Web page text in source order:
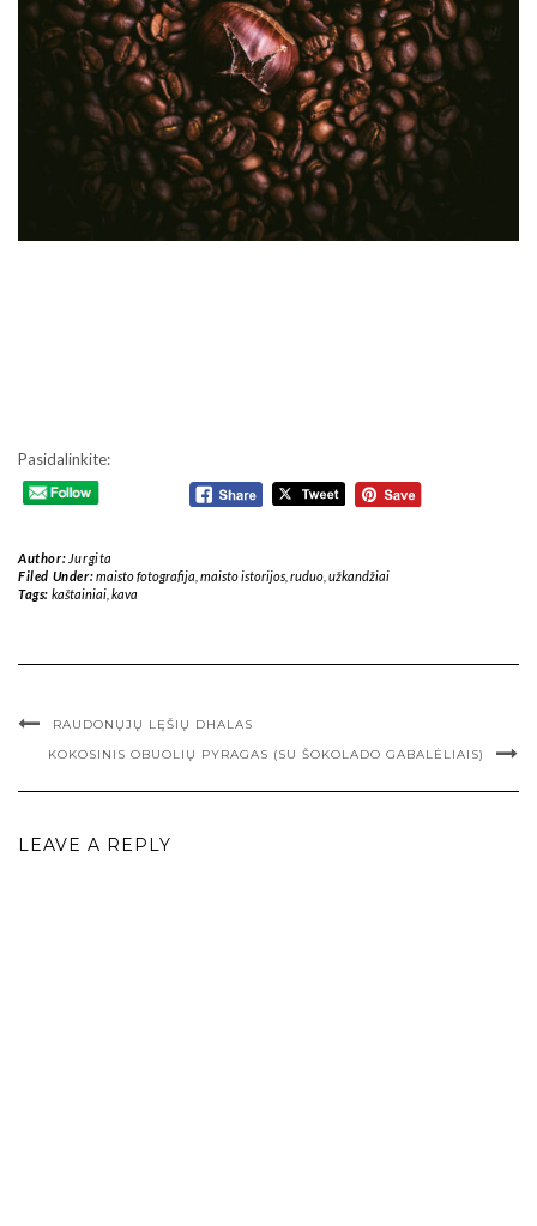
Pasidalinkite:
Author: Jurgita
Filed Under:maisto fotografija maisto istorijos, ruduo, užkandžiai
Tags: kaštainiai, kava
RAUDONŲJŲ LĘŠIŲ DHALAS
KOKOSINIS OBUOLIŲ PYRAGAS (SU ŠOKOLADO GABALĖLIAIS)
LEAVE A REPLY